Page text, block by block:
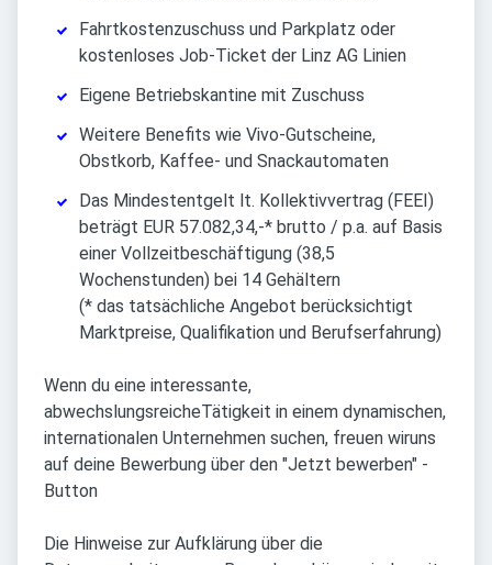
Fahrtkostenzuschuss und Parkplatz oder
kostenloses Job-Ticket der Linz AG Linien
Eigene Betriebskantine mit Zuschuss
Weitere Benefits wie Vivo-Gutscheine,
Obstkorb, Kaffee- und Snackautomaten
Das Mindestentgelt lt. Kollektivvertrag (FEEI)
beträgt EUR 57.082,34,-* brutto / p.a. auf Basis
einer Vollzeitbeschäftigung (38,5
Wochenstunden) bei 14 Gehältern
(* das tatsächliche Angebot berücksichtigt
Marktpreise, Qualifikation und Berufserfahrung)
Wenn du eine interessante,
abwechslungsreicheTätigkeit in einem dynamischen,
internationalen Unternehmen suchen, freuen wiruns
auf deine Bewerbung über den "Jetzt bewerben" -
Button
Die Hinweise zur Aufklärung über die